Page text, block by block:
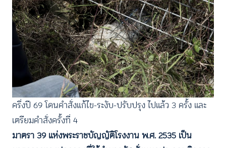
ครึ่งปี 69 โดนคำสั่งแก้ไข-ระงับ-ปรับปรุง ไปแล้ว 3 ครั้ง และ
เตรียมคำสั่งครั้งที่ 4
มาตรา 39 แห่งพระราชบัญญัติโรงงาน พ.ศ. 2535 เป็น